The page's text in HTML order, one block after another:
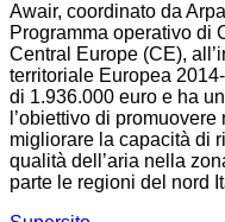
Awair, coordinato da
Programma operativo di
Central Europe (CE),
territoriale Europea
di 1.936.000 euro e ha
l’obiettivo di
migliorare la capacità di
qualità dell’aria nella
parte le regioni del nord